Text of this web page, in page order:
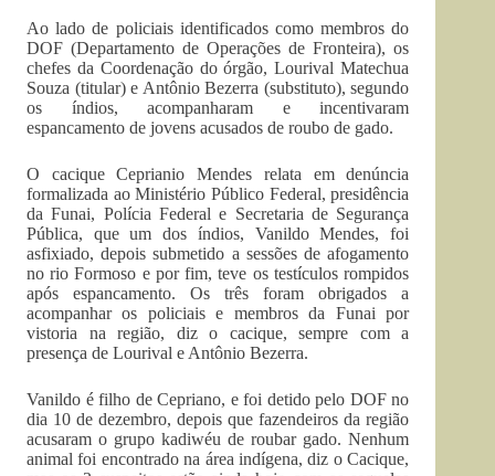
Ao lado de policiais identificados como membros do
DOF (Departamento de Operações de Fronteira), os
chefes da Coordenação do órgão, Lourival Matechua
Souza (titular) e Antônio Bezerra (substituto), segundo
os índios, acompanharam e incentivaram
espancamento de jovens acusados de roubo de gado.
O cacique Ceprianio Mendes relata em denúncia
formalizada ao Ministério Público Federal, presidência
da Funai, Polícia Federal e Secretaria de Segurança
Pública, que um dos índios, Vanildo Mendes, foi
asfixiado, depois submetido a sessões de afogamento
no rio Formoso e por fim, teve os testículos rompidos
após espancamento. Os três foram obrigados a
acompanhar os policiais e membros da Funai por
vistoria na região, diz o cacique, sempre com a
presença de Lourival e Antônio Bezerra.
Vanildo é filho de Cepriano, e foi detido pelo DOF no
dia 10 de dezembro, depois que fazendeiros da região
acusaram o grupo kadiwéu de roubar gado. Nenhum
animal foi encontrado na área indígena, diz o Cacique,